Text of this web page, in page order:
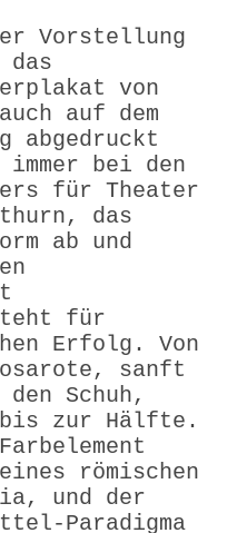
Vorstellung
das
von
auf dem
abgedruckt
bei den
für Theater
das
ab und
für
Erfolg. Von
sanft
Schuh,
zur Hälfte.
römischen
und der
Paradigma